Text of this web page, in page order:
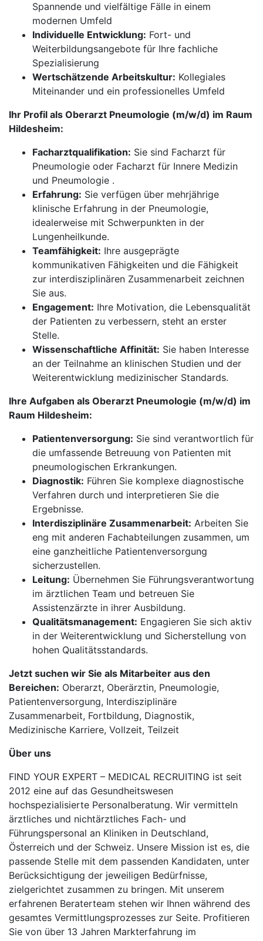
Spannende und vielfältige Fälle in einem
modernen Umfeld
Individuelle Entwicklung: Fort- und
Weiterbildungsangebote für Ihre fachliche
Spezialisierung
Wertschätzende Arbeitskultur: Kollegiales
Miteinander und ein professionelles Umfeld
Ihr Profil als Oberarzt Pneumologie (m/w/d) im Raum
Hildesheim:
Facharztqualifikation: Sie sind Facharzt für
Pneumologie oder Facharzt für Innere Medizin
und Pneumologie .
Erfahrung: Sie verfügen über mehrjährige
klinische Erfahrung in der Pneumologie,
idealerweise mit Schwerpunkten in der
Lungenheilkunde.
Teamfähigkeit: Ihre ausgeprägte
kommunikativen Fähigkeiten und die Fähigkeit
zur interdisziplinären Zusammenarbeit zeichnen
Sie aus.
Engagement: Ihre Motivation, die Lebensqualität
der Patienten zu verbessern, steht an erster
Stelle.
Wissenschaftliche Affinität: Sie haben Interesse
an der Teilnahme an klinischen Studien und der
Weiterentwicklung medizinischer Standards.
Ihre Aufgaben als Oberarzt Pneumologie (m/w/d) im
Raum Hildesheim:
Patientenversorgung: Sie sind verantwortlich für
die umfassende Betreuung von Patienten mit
pneumologischen Erkrankungen.
Diagnostik: Führen Sie komplexe diagnostische
Verfahren durch und interpretieren Sie die
Ergebnisse.
Interdisziplinäre Zusammenarbeit: Arbeiten Sie
eng mit anderen Fachabteilungen zusammen, um
eine ganzheitliche Patientenversorgung
sicherzustellen.
Leitung: Übernehmen Sie Führungsverantwortung
im ärztlichen Team und betreuen Sie
Assistenzärzte in ihrer Ausbildung.
Qualitätsmanagement: Engagieren Sie sich aktiv
in der Weiterentwicklung und Sicherstellung von
hohen Qualitätsstandards.
Jetzt suchen wir Sie als Mitarbeiter aus den
Bereichen: Oberarzt, Oberärztin, Pneumologie,
Patientenversorgung, Interdisziplinäre
Zusammenarbeit, Fortbildung, Diagnostik,
Medizinische Karriere, Vollzeit, Teilzeit
Über uns
FIND YOUR EXPERT – MEDICAL RECRUITING ist seit
2012 eine auf das Gesundheitswesen
hochspezialisierte Personalberatung. Wir vermitteln
ärztliches und nichtärztliches Fach- und
Führungspersonal an Kliniken in Deutschland,
Österreich und der Schweiz. Unsere Mission ist es, die
passende Stelle mit dem passenden Kandidaten, unter
Berücksichtigung der jeweiligen Bedürfnisse,
zielgerichtet zusammen zu bringen. Mit unserem
erfahrenen Beraterteam stehen wir Ihnen während des
gesamtes Vermittlungsprozesses zur Seite. Profitieren
Sie von über 13 Jahren Markterfahrung im